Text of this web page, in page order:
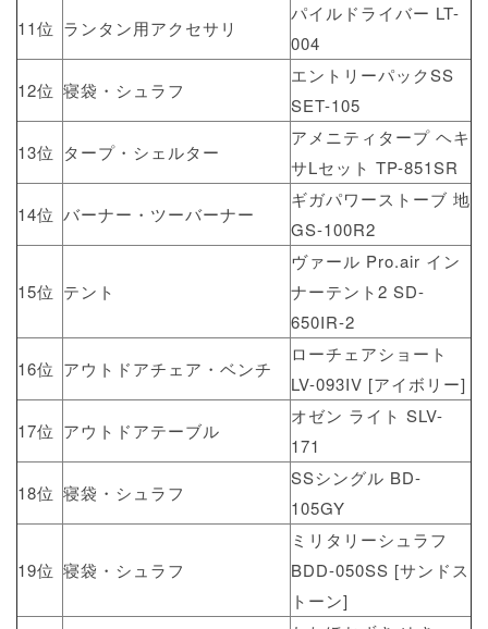
11位 ランタン用アクセサリ
パイルドライバー LT-
004
12位 寝袋・シュラフ
エントリーパックSS
SET-105
13位 タープ・シェルター
アメニティタープ ヘキ
サLセット TP-851SR
14位 バーナー・ツーバーナー
ギガパワーストーブ 地
GS-100R2
15位 テント
ヴァール Pro.air イン
ナーテント2 SD-
650IR-2
16位 アウトドアチェア・ベンチ
ローチェアショート
LV-093IV [アイボリー]
17位 アウトドアテーブル
オゼン ライト SLV-
171
18位 寝袋・シュラフ
SSシングル BD-
105GY
19位 寝袋・シュラフ
ミリタリーシュラフ
BDD-050SS [サンドス
トーン]